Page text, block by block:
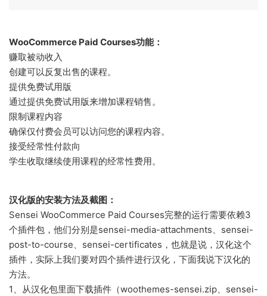
WooCommerce Paid Courses功能：
赚取被动收入
创建可以反复出售的课程。
提供免费试用版
通过提供免费试用版来增加课程销售。
限制课程内容
确保仅付费会员可以访问您的课程内容。
接受经常性付款向
学生收取继续使用课程的经常性费用。
汉化版的安装方法及截图：
Sensei WooCommerce Paid Courses完整的运行需要依赖3
个插件包，他们分别是sensei-media-attachments、sensei-
post-to-course、sensei-certificates，也就是说，汉化这个
插件，实际上我们要对四个插件进行汉化，下面我说下汉化的
方法。
1、从汉化包里面下载插件（woothemes-sensei.zip、sensei-